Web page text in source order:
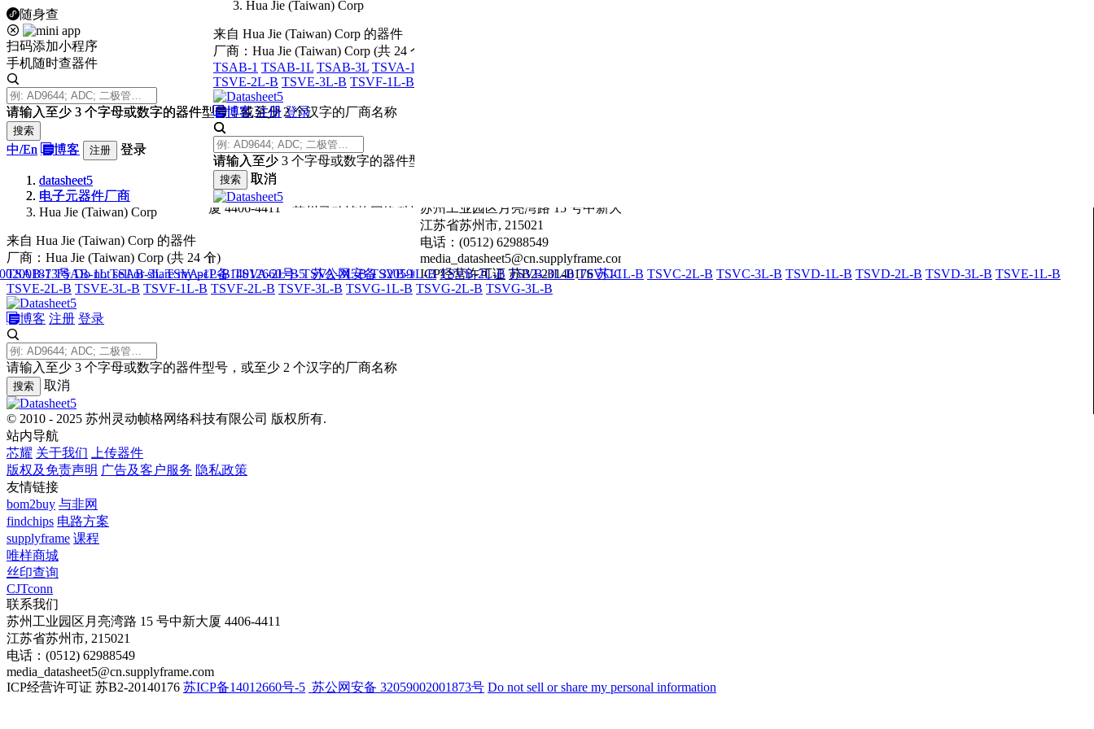
随身查
扫码添加小程序
手机随时查器件
请输入至少 3 个字母或数字的器件型号，或至少 2 个汉字的厂商名称
搜索
中/En 博客 注册 登录
datasheet5
电子元器件厂商
Hua Jie (Taiwan) Corp
来自 Hua Jie (Taiwan) Corp 的器件
厂商：Hua Jie (Taiwan) Corp (共 24 个)
TSAB-1 TSAB-1L TSAB-3L TSVA-1L-B TSVA-2L-B TSVA-3L-B TSVB-1L-B TSVB-2L-B TSVB-3L-B TSVC-1L-B TSVC-2L-B TSVC-3L-B TSVD-1L-B TSVD-2L-B TSVD-3L-B TSVE-1L-B
TSVE-2L-B TSVE-3L-B TSVF-1L-B TSVF-2L-B TSVF-3L-B TSVG-1L-B TSVG-2L-B TSVG-3L-B
博客 注册 登录
请输入至少 3 个字母或数字的器件型号，或至少 2 个汉字的厂商名称
搜索 取消
© 2010 - 2025 苏州灵动帧格网络科技有限公司 版权所有.
站内导航
芯耀 关于我们
上传器件
版权及免责声明 广告及客户服务 隐私政策
友情链接
bom2buy 与非网
findchips 电路方案
supplyframe 课程
唯样商城
丝印查询
CJTconn
联系我们
苏州工业园区月亮湾路 15 号中新大厦 4406-4411
江苏省苏州市, 215021
电话：(0512) 62988549
media_datasheet5@cn.supplyframe.com
ICP经营许可证 苏B2-20140176 苏ICP备14012660号-5 苏公网安备 32059002001873号 Do not sell or share my personal information